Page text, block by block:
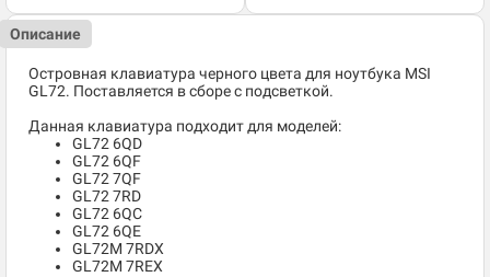
Описание
Островная клавиатура черного цвета для ноутбука MSI
GL72. Поставляется в сборе с подсветкой.
Данная клавиатура подходит для моделей:
GL72 6QD
GL72 6QF
GL72 7QF
GL72 7RD
GL72 6QC
GL72 6QE
GL72M 7RDX
GL72M 7REX